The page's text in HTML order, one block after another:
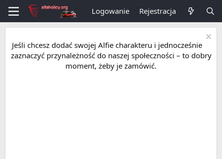
Logowanie Rejestracja
Jeśli chcesz dodać swojej Alfie charakteru i jednocześnie
zaznaczyć przynależność do naszej społeczności – to dobry
moment, żeby je zamówić.